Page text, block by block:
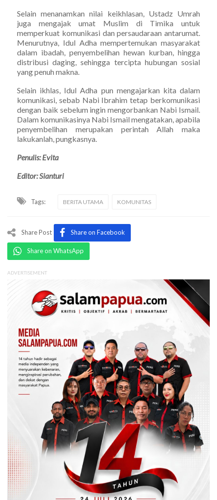
Selain menanamkan nilai keikhlasan, Ustadz Umrah
juga mengajak umat Muslim di Timika untuk
memperkuat komunikasi dan persaudaraan antarumat.
Menurutnya, Idul Adha mempertemukan masyarakat
dalam ibadah, penyembelihan hewan kurban, hingga
distribusi daging, sehingga tercipta hubungan sosial
yang penuh makna.
Selain ikhlas, Idul Adha pun mengajarkan kita dalam
komunikasi, sebab Nabi Ibrahim tetap berkomunikasi
dengan baik sebelum ingin mengorbankan Nabi Ismail.
Dalam komunikasinya Nabi Ismail mengatakan, apabila
penyembelihan merupakan perintah Allah maka
lakukanlah, pungkasnya.
Penulis: Evita
Editor: Sianturi
Tags: BERITA UTAMA KOMUNITAS
Share Post Share on Facebook
Share on WhatsApp
ADVERTISEMENT